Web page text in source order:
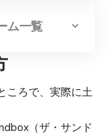
ム一覧
ころで、実際に土
（ザ・サンド